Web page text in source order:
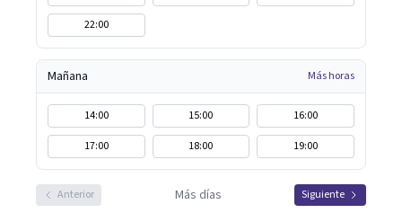
22:00
Mañana Más horas
14:00 15:00
16:00
17:00
18:00 19:00
Anterior Más días Siguiente